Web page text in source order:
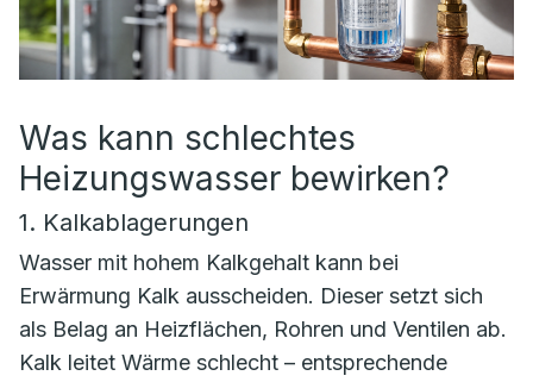
Was kann schlechtes
Heizungswasser bewirken?
1. Kalkablagerungen
Wasser mit hohem Kalkgehalt kann bei
Erwärmung Kalk ausscheiden. Dieser setzt sich
als Belag an Heizflächen, Rohren und Ventilen ab.
Kalk leitet Wärme schlecht – entsprechende